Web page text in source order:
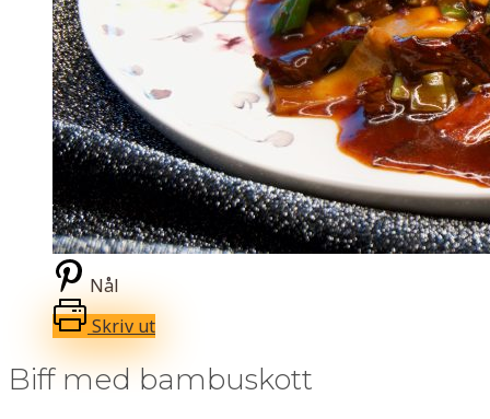
Nål
Skriv ut
Biff med bambuskott